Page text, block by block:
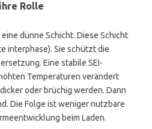
Rolle
dünne Schicht. Diese Schicht
interphase). Sie schützt die
Eine stabile SEI-
Temperaturen verändert
oder brüchig werden. Dann
Die Folge ist weniger nutzbare
beim Laden.